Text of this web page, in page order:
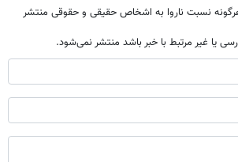
نسبت ناروا به اشخاص حقیقی و حقوقی منتشر
یا غیر مرتبط با خبر باشد منتشر نمی‌شود.